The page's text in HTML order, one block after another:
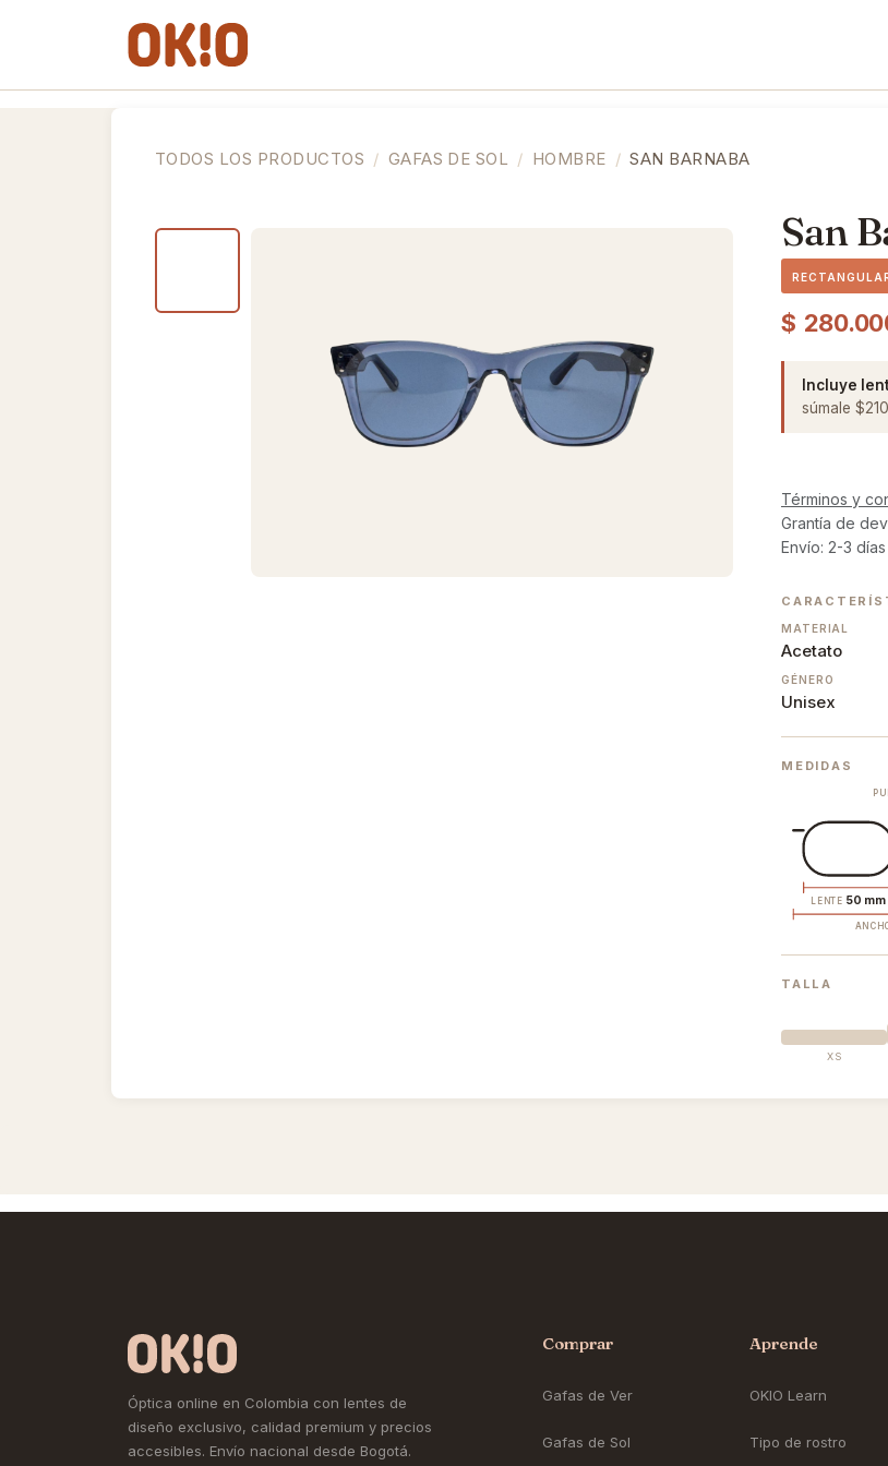
TODOS LOS PRODUCTOS GAFAS DE SOL HOMBRE SAN BARNABA
San
$
Incluye
súmale
Términos y
Grantía de
Envío: 2-3
MATERIAL
Acetato
GÉNERO
Unisex
MEDIDAS
LENTE 50 mm
TALLA
XS
Óptica online en Colombia con lentes de
diseño exclusivo, calidad premium y precios
accesibles. Envío nacional desde Bogotá.
Comprar
Gafas de Ver
Gafas de Sol
Aprende
OKIO Learn
Tipo de rostro